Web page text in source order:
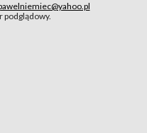
podglądowy.